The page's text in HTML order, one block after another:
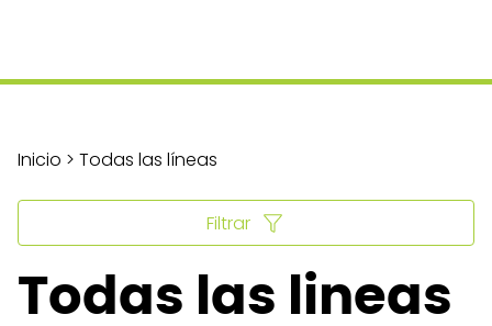
Todas las lineas
Inicio > Todas las líneas
Filtrar